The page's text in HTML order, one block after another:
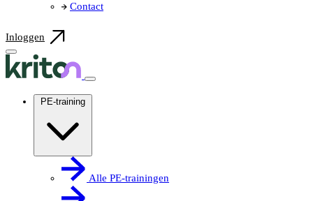
Contact
Inloggen
PE-training
Alle PE-trainingen